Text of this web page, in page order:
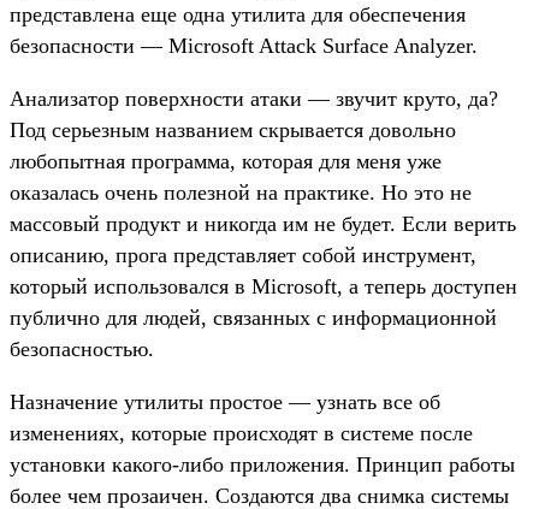
представлена еще одна утилита для обеспечения
безопасности — Microsoft Attack Surface Analyzer.
Анализатор поверхности атаки — звучит круто, да?
Под серьезным названием скрывается довольно
любопытная программа, которая для меня уже
оказалась очень полезной на практике. Но это не
массовый продукт и никогда им не будет. Если верить
описанию, прога представляет собой инструмент,
который использовался в Microsoft, а теперь доступен
публично для людей, связанных с информационной
безопасностью.
Назначение утилиты простое — узнать все об
изменениях, которые происходят в системе после
установки какого-либо приложения. Принцип работы
более чем прозаичен. Создаются два снимка системы